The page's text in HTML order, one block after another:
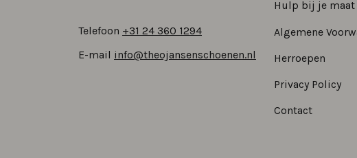
Telefoon +31 24 360 1294
E-mail info@theojansenschoenen.nl
Hulp bij je maat
Algemene
Herroepen
Privacy Policy
Contact